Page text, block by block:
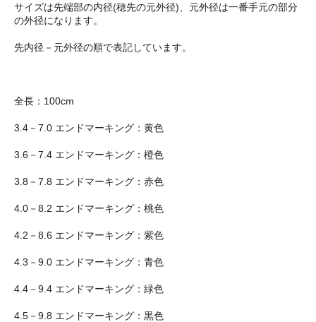
サイズは先端部の内径(穂先の元外径)、元外径は一番手元の部分
の外径になります。
先内径－元外径の順で表記しています。
全長：100cm
3.4－7.0 エンドマーキング：黄色
3.6－7.4 エンドマーキング：橙色
3.8－7.8 エンドマーキング：赤色
4.0－8.2 エンドマーキング：桃色
4.2－8.6 エンドマーキング：紫色
4.3－9.0 エンドマーキング：青色
4.4－9.4 エンドマーキング：緑色
4.5－9.8 エンドマーキング：黒色